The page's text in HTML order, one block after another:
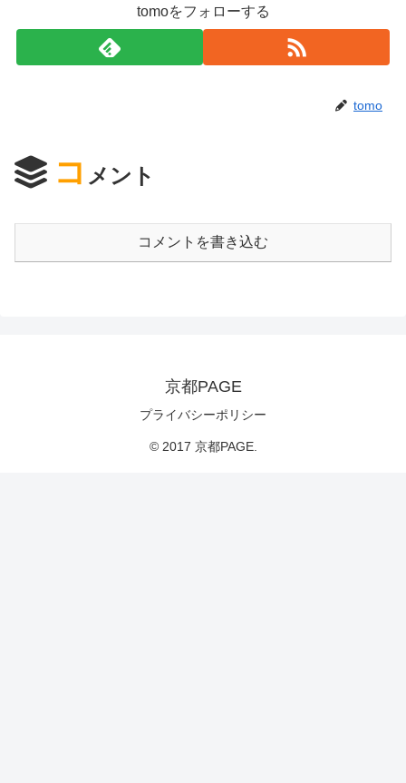
tomoをフォローする
tomo
コ メント
コメントを書き込む
京都PAGE
プライバシーポリシー
© 2017 京都PAGE.